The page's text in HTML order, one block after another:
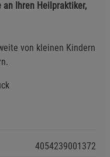
Ihren Heilpraktiker,
von kleinen Kindern
4054239001372
Statistik Cookies